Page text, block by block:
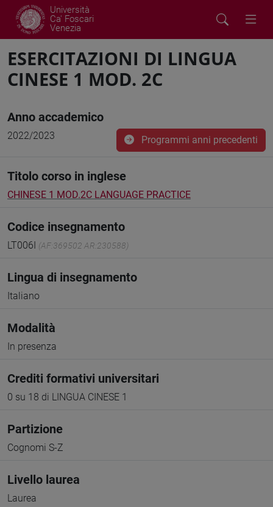
Università
Ca' Foscari
Venezia
ESERCITAZIONI DI LINGUA
CINESE 1 MOD. 2C
Anno accademico
2022/2023 Programmi anni precedenti
Titolo corso in inglese
CHINESE 1 MOD.2C LANGUAGE PRACTICE
Codice insegnamento
LT006I (AF:369502 AR:230588)
Lingua di insegnamento
Italiano
Modalità
In presenza
Crediti formativi universitari
0 su 18 di LINGUA CINESE 1
Partizione
Cognomi S-Z
Livello laurea
Laurea